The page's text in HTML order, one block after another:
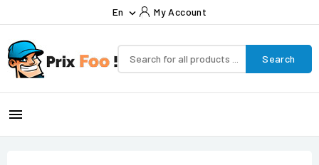
En  My Account
Search
